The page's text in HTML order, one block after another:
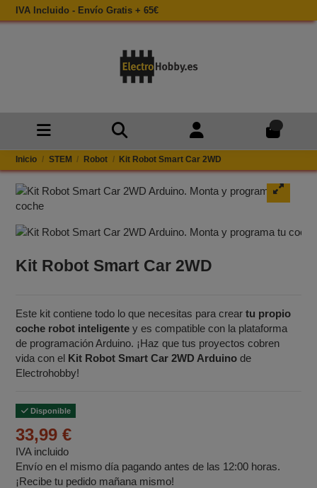
IVA Incluido - Envío Gratis + 65€
Inicio STEM Robot Kit Robot Smart Car 2WD
Kit Robot Smart Car 2WD
Este kit contiene todo lo que necesitas para creartu propio
coche robot inteligente y es compatible con la plataforma
de programación Arduino. ¡Haz que tus proyectos cobren
vida con el Kit Robot Smart Car 2WD Arduino de
Electrohobby!
Disponible
33,99 €
IVA incluido
Envío en el mismo día pagando antes de las 12:00 horas.
¡Recibe tu pedido mañana mismo!